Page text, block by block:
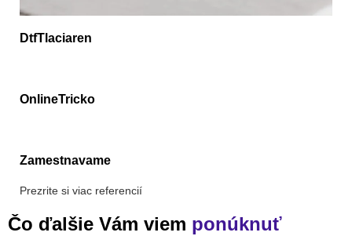
DtfTlaciaren
OnlineTricko
Zamestnavame
Prezrite si viac referencií
Čo ďalšie Vám viem ponúknuť